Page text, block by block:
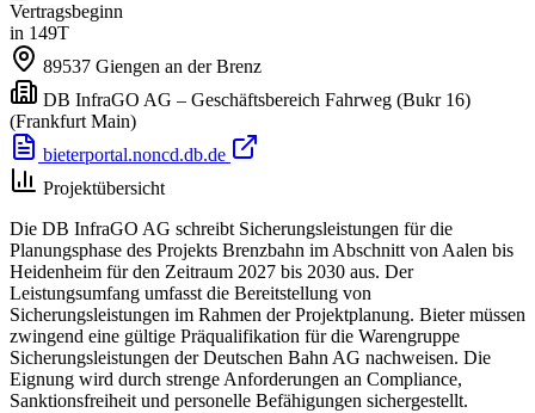
Vertragsbeginn
in 149T
89537 Giengen an der Brenz
DB InfraGO AG – Geschäftsbereich Fahrweg (Bukr 16)
(Frankfurt Main)
bieterportal.noncd.db.de
Projektübersicht
Die DB InfraGO AG schreibt Sicherungsleistungen für die
Planungsphase des Projekts Brenzbahn im Abschnitt von Aalen bis
Heidenheim für den Zeitraum 2027 bis 2030 aus. Der
Leistungsumfang umfasst die Bereitstellung von
Sicherungsleistungen im Rahmen der Projektplanung. Bieter müssen
zwingend eine gültige Präqualifikation für die Warengruppe
Sicherungsleistungen der Deutschen Bahn AG nachweisen. Die
Eignung wird durch strenge Anforderungen an Compliance,
Sanktionsfreiheit und personelle Befähigungen sichergestellt.